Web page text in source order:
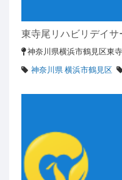
東寺尾リハビリデイサ
神奈川県横浜市鶴見区東
神奈川県 横浜市鶴見区